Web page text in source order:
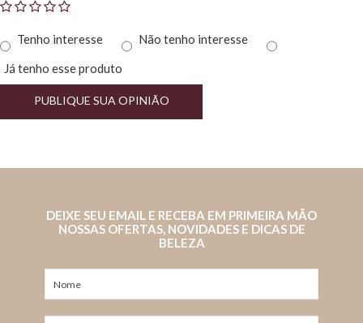
Tenho interesse
Não tenho interesse
Já tenho esse produto
PUBLIQUE SUA OPINIÃO
DEIXE SEU EMAIL E RECEBA EM PRIMEIRA MÃO
NOSSAS OFERTAS, NOVIDADES E DICAS DE
BELEZA